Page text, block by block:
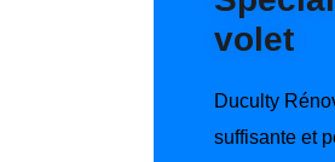
volet
Duculty
suffisante et